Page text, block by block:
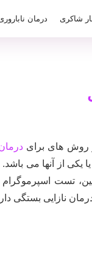
شاکری درمان
روش های برای
از آنها می
تست
نازایی بستگی